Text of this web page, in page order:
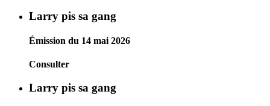
Larry pis sa gang
Émission du 14 mai 2026
Consulter
Larry pis sa gang